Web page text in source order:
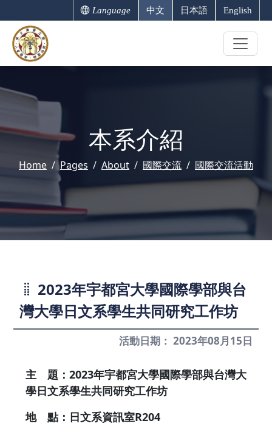
Language 中文 日本語 English
本系介紹
Home Pages About 國際交流 國際交流活動
2023年宇都宮大學國際學部與台
灣大學日文系學生共同研究工作坊
活動日期： 2023年08月15日
主 題：2023年宇都宮大學國際學部與台灣大
學日文系學生共同研究工作坊
地 點：日文系資訊室R204